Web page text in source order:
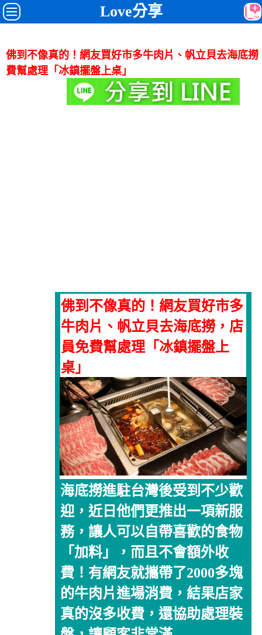
Love分享
佛到不像真的！網友買好市多牛肉片、帆立貝去海底撈
費幫處理「冰鎮擺盤上桌」
佛到不像真的！網友買好市多
牛肉片、帆立貝去海底撈，店
員免費幫處理「冰鎮擺盤上
桌」
海底撈進駐台灣後受到不少歡
迎，近日他們更推出一項新服
務，讓人可以自帶喜歡的食物
「加料」，而且不會額外收
費！有網友就攜帶了2000多塊
的牛肉片進場消費，結果店家
真的沒多收費，還協助處理裝